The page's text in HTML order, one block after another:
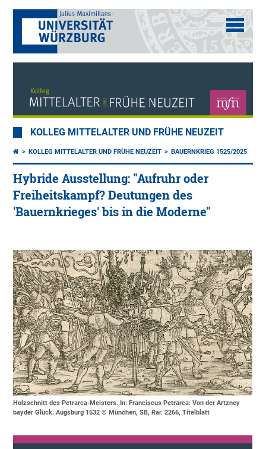
KOLLEG MITTELALTER UND FRÜHE NEUZEIT
KOLLEG MITTELALTER UND FRÜHE NEUZEIT BAUERNKRIEG 1525/2025
Hybride Ausstellung: "Aufruhr oder
Freiheitskampf? Deutungen des
'Bauernkrieges' bis in die Moderne"
Holzschnitt des Petrarca-Meisters. In: Franciscus Petrarca: Von der Artzney
bayder Glück. Augsburg 1532 © München, SB, Rar. 2266, Titelblatt